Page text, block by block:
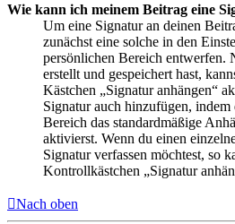
Wie kann ich meinem Beitrag eine
Um eine Signatur an deinen
zunächst eine solche in den
persönlichen Bereich entwerfen.
erstellt und gespeichert hast,
Kästchen „Signatur anhängen“
Signatur auch hinzufügen,
Bereich das standardmäßige
aktivierst. Wenn du einen
Signatur verfassen möchtest, so
Kontrollkästchen „Signatur
Nach oben